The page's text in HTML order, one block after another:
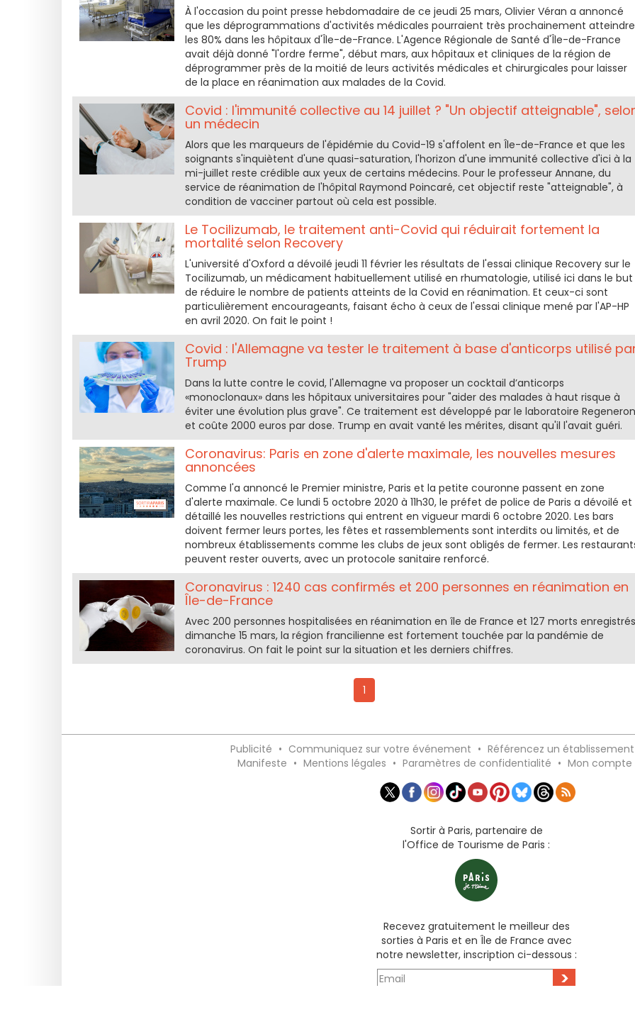
À l'occasion du point presse hebdomadaire de ce jeudi 25 mars, Olivier Véran a annoncé
que les déprogrammations d'activités médicales pourraient très prochainement atteindre
les 80% dans les hôpitaux d'Île-de-France. L'Agence Régionale de Santé d'Île-de-France
avait déjà donné "l'ordre ferme", début mars, aux hôpitaux et cliniques de la région de
déprogrammer près de la moitié de leurs activités médicales et chirurgicales pour laisser
de la place en réanimation aux malades de la Covid.
Covid : l'immunité collective au 14 juillet ? "Un objectif atteignable",
un médecin
Alors que les marqueurs de l'épidémie du Covid-19 s'affolent en Île-de-France et que les
soignants s'inquiètent d'une quasi-saturation, l'horizon d'une immunité collective d'ici à la
mi-juillet reste crédible aux yeux de certains médecins. Pour le professeur Annane, du
service de réanimation de l'hôpital Raymond Poincaré, cet objectif reste "atteignable", à
condition de vacciner partout où cela est possible.
Le Tocilizumab, le traitement anti-Covid qui réduirait fortement la
mortalité selon Recovery
L'université d'Oxford a dévoilé jeudi 11 février les résultats de l'essai clinique Recovery sur le
Tocilizumab, un médicament habituellement utilisé en rhumatologie, utilisé ici dans le but
de réduire le nombre de patients atteints de la Covid en réanimation. Et ceux-ci sont
particulièrement encourageants, faisant écho à ceux de l'essai clinique mené par l'AP-HP
en avril 2020. On fait le point !
Covid : l'Allemagne va tester le traitement à base d'anticorps utilisé
Trump
Dans la lutte contre le covid, l'Allemagne va proposer un cocktail d’anticorps
«monoclonaux» dans les hôpitaux universitaires pour "aider des malades à haut risque à
éviter une évolution plus grave". Ce traitement est développé par le laboratoire
et coûte 2000 euros par dose. Trump en avait vanté les mérites, disant qu'il l'avait guéri.
Coronavirus: Paris en zone d'alerte maximale, les nouvelles mesures
annoncées
Comme l'a annoncé le Premier ministre, Paris et la petite couronne passent en zone
d'alerte maximale. Ce lundi 5 octobre 2020 à 11h30, le préfet de police de Paris a dévoilé et
détaillé les nouvelles restrictions qui entrent en vigueur mardi 6 octobre 2020. Les bars
doivent fermer leurs portes, les fêtes et rassemblements sont interdits ou limités, et de
nombreux établissements comme les clubs de jeux sont obligés de fermer. Les
peuvent rester ouverts, avec un protocole sanitaire renforcé.
Coronavirus : 1240 cas confirmés et 200 personnes en réanimation en
Île-de-France
Avec 200 personnes hospitalisées en réanimation en île de France et 127 morts enregistrés
dimanche 15 mars, la région francilienne est fortement touchée par la pandémie de
coronavirus. On fait le point sur la situation et les derniers chiffres.
1
Publicité • Communiquez sur votre événement • Référencez un établissement
Manifeste • Mentions légales • Paramètres de confidentialité • Mon compte
Sortir à Paris, partenaire de
l'Office de Tourisme de Paris :
Recevez gratuitement le meilleur des
sorties à Paris et en Île de France avec
notre newsletter, inscription ci-dessous :
>